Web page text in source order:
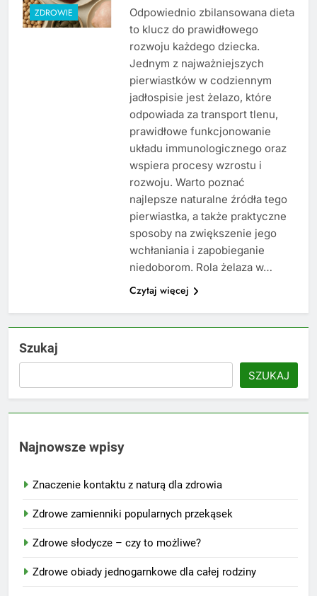
ZDROWIE
Odpowiednio zbilansowana dieta
to klucz do prawidłowego
rozwoju każdego dziecka.
Jednym z najważniejszych
pierwiastków w codziennym
jadłospisie jest żelazo, które
odpowiada za transport tlenu,
prawidłowe funkcjonowanie
układu immunologicznego oraz
wspiera procesy wzrostu i
rozwoju. Warto poznać
najlepsze naturalne źródła tego
pierwiastka, a także praktyczne
sposoby na zwiększenie jego
wchłaniania i zapobieganie
niedoborom. Rola żelaza w…
Czytaj więcej
Szukaj
SZUKAJ
Najnowsze wpisy
Znaczenie kontaktu z naturą dla zdrowia
Zdrowe zamienniki popularnych przekąsek
Zdrowe słodycze – czy to możliwe?
Zdrowe obiady jednogarnkowe dla całej rodziny